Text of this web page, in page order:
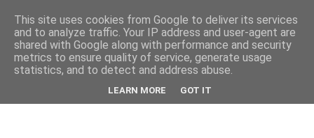
This site uses cookies from Google to deliver its services
and to analyze traffic. Your IP address and user-agent are
shared with Google along with performance and security
metrics to ensure quality of service, generate usage
statistics, and to detect and address abuse.
LEARN MORE GOT IT